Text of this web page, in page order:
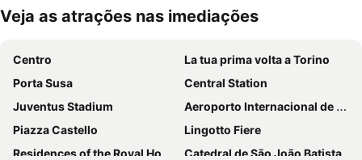
Ampliar mapa
Veja as atrações nas imediações
Centro
La tua prima volta a Torino
Porta Susa
Central Station
Juventus Stadium
Aeroporto Internacional de Turim
Piazza Castello
Lingotto Fiere
Residences of the Royal House of Savoy
Catedral de São João Batista